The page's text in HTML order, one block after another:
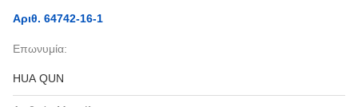
Αριθ. 64742-16-1
Επωνυμία:
HUA QUN